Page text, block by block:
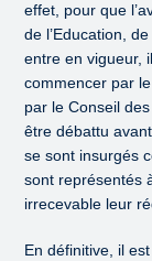
effet, pour que
de l’Education,
entre en vigueur,
commencer par
par le Conseil
être débattu
se sont insurgés
sont représentés
irrecevable leur
En définitive, il